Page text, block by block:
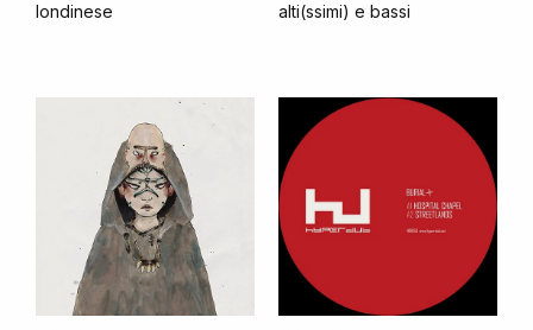
londinese
alti(ssimi) e bassi